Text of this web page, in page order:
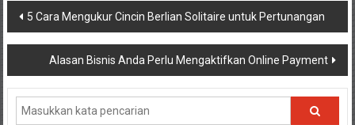
Navigasi
pos
5 Cara Mengukur Cincin Berlian Solitaire untuk Pertunangan
Alasan Bisnis Anda Perlu Mengaktifkan Online Payment